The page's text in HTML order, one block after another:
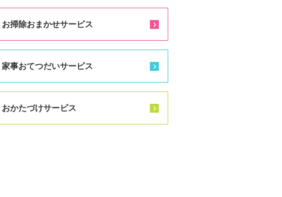
お掃除おまかせサービス
家事おてつだいサービス
おかたづけサービス